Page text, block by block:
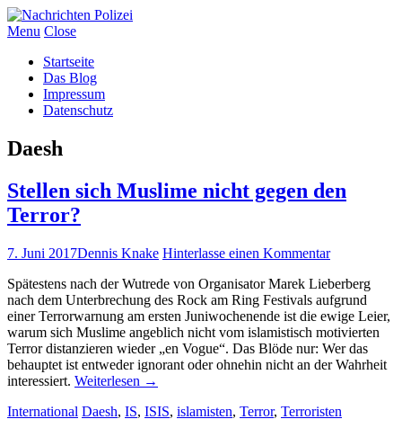
Menu Close
Startseite
Das Blog
Impressum
Datenschutz
Daesh
Stellen sich Muslime nicht gegen den
Terror?
7. Juni 2017Dennis Knake Hinterlasse einen Kommentar
Spätestens nach der Wutrede von Organisator Marek Lieberberg
nach dem Unterbrechung des Rock am Ring Festivals aufgrund
einer Terrorwarnung am ersten Juniwochenende ist die ewige Leier,
warum sich Muslime angeblich nicht vom islamistisch motivierten
Terror distanzieren wieder „en Vogue“. Das Blöde nur: Wer das
behauptet ist entweder ignorant oder ohnehin nicht an der Wahrheit
interessiert. Weiterlesen →
International Daesh, IS, ISIS, islamisten, Terror, Terroristen